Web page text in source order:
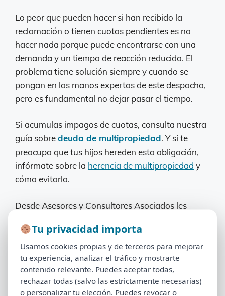
Lo peor que pueden hacer si han recibido la
reclamación o tienen cuotas pendientes es no
hacer nada porque puede encontrarse con una
demanda y un tiempo de reacción reducido. El
problema tiene solución siempre y cuando se
pongan en las manos expertas de este despacho,
pero es fundamental no dejar pasar el tiempo.
Si acumulas impagos de cuotas, consulta nuestra
guía sobredeuda de multipropiedad. Y si te
preocupa que tus hijos hereden esta obligación,
infórmate sobre la herencia de multipropiedad y
cómo evitarlo.
Desde Asesores y Consultores Asociados les
la deuda como en la solución definitiva a cualquier
problema relacionado con la propiedad de esta
semana.
Si quiere que estudiemos su caso rellene el
Tu privacidad importa
Usamos cookies propias y de terceros para mejorar
tu experiencia, analizar el tráfico y mostrarte
contenido relevante. Puedes aceptar todas,
rechazar todas (salvo las estrictamente necesarias)
o personalizar tu elección. Puedes revocar o
Tu privacidad importa
Usamos cookies propias y de terceros para mejorar
tu experiencia, analizar el tráfico y mostrarte
contenido relevante. Puedes aceptar todas,
rechazar todas (salvo las estrictamente necesarias)
o personalizar tu elección. Puedes revocar o